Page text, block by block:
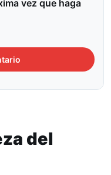
vez que haga
del